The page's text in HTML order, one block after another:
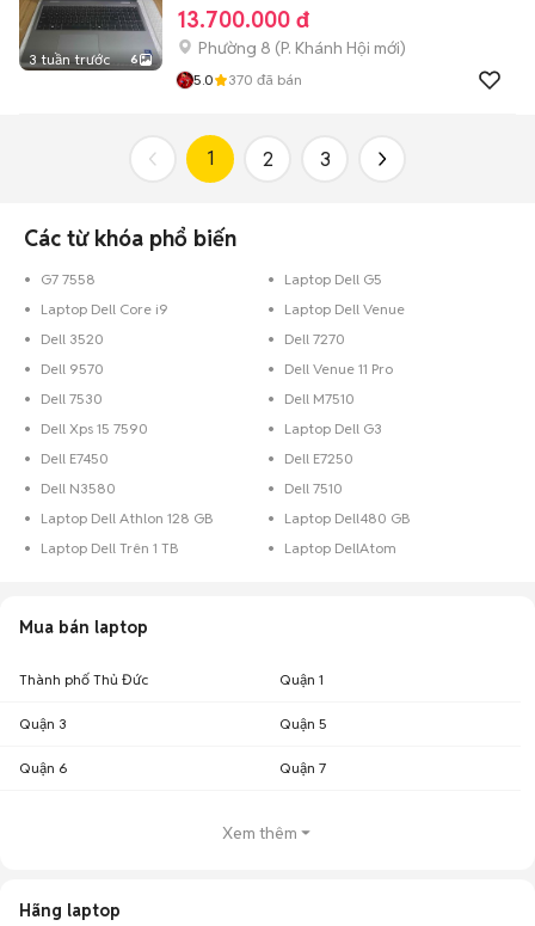
3 tuần trước 6
13.700.000 đ
Phường 8 (P. Khánh Hội mới)
5.0 370 đã bán
1 2 3
Các từ khóa phổ biến
G7 7558
Laptop Dell G5
Laptop Dell Core i9
Laptop Dell Venue
Dell 3520
Dell 7270
Dell 9570
Dell Venue 11 Pro
Dell 7530
Dell M7510
Dell Xps 15 7590
Laptop Dell G3
Dell E7450
Dell E7250
Dell N3580
Dell 7510
Laptop Dell Athlon 128 GB
Laptop Dell480 GB
Laptop Dell Trên 1 TB
Laptop DellAtom
Mua bán laptop
Thành phố Thủ Đức Quận 1
Quận 3 Quận 5
Quận 6 Quận 7
Xem thêm
Hãng laptop